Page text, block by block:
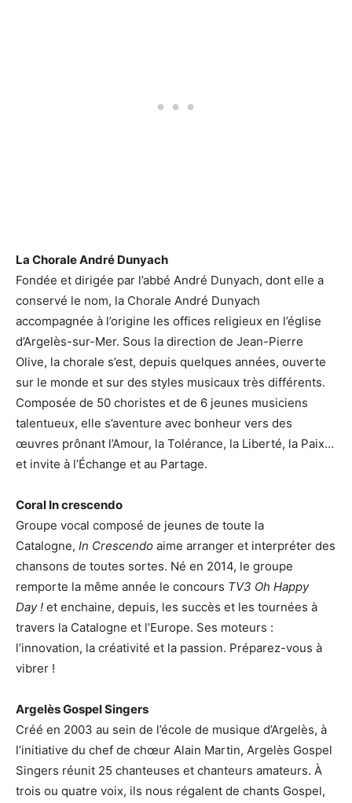
La Chorale André Dunyach
Fondée et dirigée par l’abbé André Dunyach, dont elle a
conservé le nom, la Chorale André Dunyach
accompagnée à l’origine les offices religieux en l’église
d’Argelès-sur-Mer. Sous la direction de Jean-Pierre
Olive, la chorale s’est, depuis quelques années, ouverte
sur le monde et sur des styles musicaux très différents.
Composée de 50 choristes et de 6 jeunes musiciens
talentueux, elle s’aventure avec bonheur vers des
œuvres prônant l’Amour, la Tolérance, la Liberté, la Paix…
et invite à l’Échange et au Partage.
Coral In crescendo
Groupe vocal composé de jeunes de toute la
Catalogne, In Crescendo aime arranger et interpréter des
chansons de toutes sortes. Né en 2014, le groupe
remporte la même année le concours TV3 Oh Happy
Day ! et enchaine, depuis, les succès et les tournées à
travers la Catalogne et l’Europe. Ses moteurs :
l’innovation, la créativité et la passion. Préparez-vous à
vibrer !
Argelès Gospel Singers
Créé en 2003 au sein de l’école de musique d’Argelès, à
l’initiative du chef de chœur Alain Martin, Argelès Gospel
Singers réunit 25 chanteuses et chanteurs amateurs. À
trois ou quatre voix, ils nous régalent de chants Gospel,